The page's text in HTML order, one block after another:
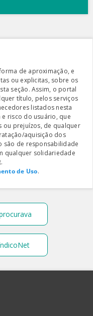
de aproximação, e
ou explicitas, sobre os
seção. Assim, o portal
título, pelos serviços
listados nesta
risco do usuário, que
ou prejuízos, de qualquer
aquisição dos
são de responsabilidade
qualquer solidariedade
de Uso.